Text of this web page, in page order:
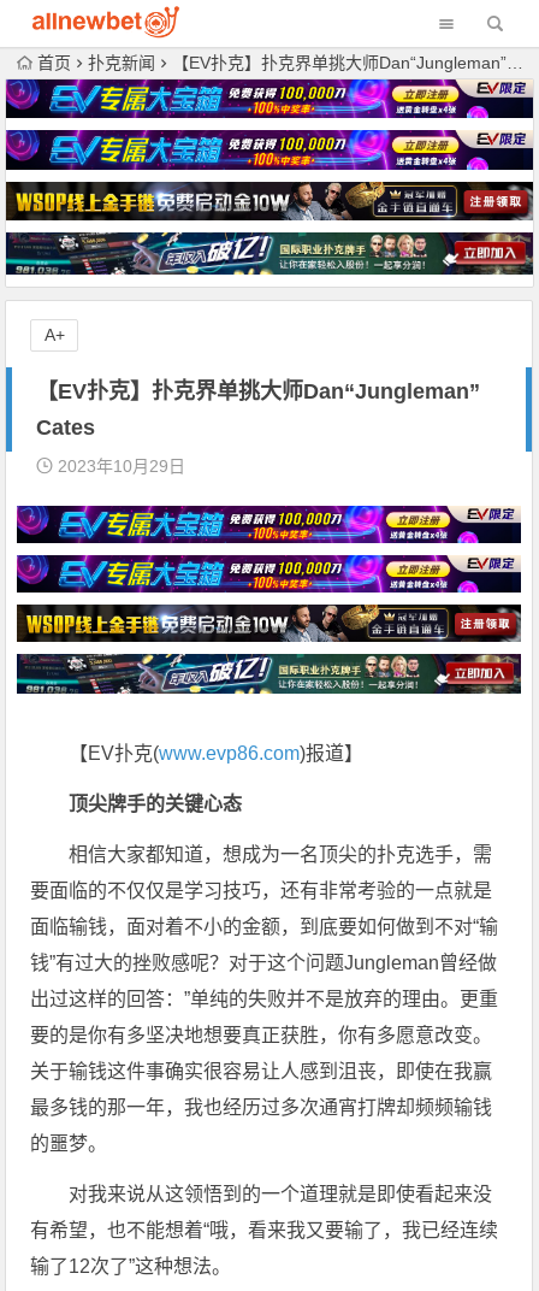
首页 扑克新闻 【EV扑克】扑克界单挑大师Dan“Jungleman”Cates
【EV扑克】扑克界单挑大师Dan“Jungleman”
Cates
2023年10月29日
【EV扑克(www.evp86.com)报道】
顶尖牌手的关键心态
相信大家都知道，想成为一名顶尖的扑克选手，需
要面临的不仅仅是学习技巧，还有非常考验的一点就是
面临输钱，面对着不小的金额，到底要如何做到不对“输
钱”有过大的挫败感呢？对于这个问题Jungleman曾经做
出过这样的回答：”单纯的失败并不是放弃的理由。更重
要的是你有多坚决地想要真正获胜，你有多愿意改变。
关于输钱这件事确实很容易让人感到沮丧，即使在我赢
最多钱的那一年，我也经历过多次通宵打牌却频频输钱
的噩梦。
对我来说从这领悟到的一个道理就是即使看起来没
有希望，也不能想着“哦，看来我又要输了，我已经连续
输了12次了”这种想法。
A+